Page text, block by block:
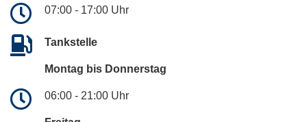
07:00 - 17:00 Uhr
Tankstelle
Montag bis Donnerstag
06:00 - 21:00 Uhr